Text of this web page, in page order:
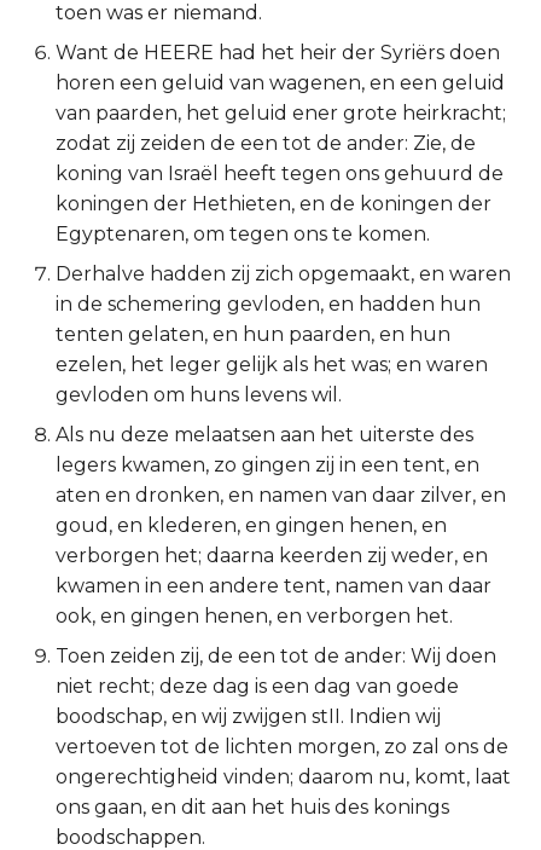
2 Timótheüs
Titus
Filémon
Hebreeën
1 Petrus
2 Petrus
1 Johannes
2 Johannes
3 Johannes
Judas
Openbaring
toen was er niemand.
Want de HEERE had het heir der Syriërs doen
horen een geluid van wagenen, en een geluid
van paarden, het geluid ener grote heirkracht;
zodat zij zeiden de een tot de ander: Zie, de
koning van Israël heeft tegen ons gehuurd de
koningen der Hethieten, en de koningen der
Egyptenaren, om tegen ons te komen.
Derhalve hadden zij zich opgemaakt, en waren
in de schemering gevloden, en hadden hun
tenten gelaten, en hun paarden, en hun
ezelen, het leger gelijk als het was; en waren
gevloden om huns levens wil.
Als nu deze melaatsen aan het uiterste des
legers kwamen, zo gingen zij in een tent, en
aten en dronken, en namen van daar zilver, en
goud, en klederen, en gingen henen, en
verborgen het; daarna keerden zij weder, en
kwamen in een andere tent, namen van daar
ook, en gingen henen, en verborgen het.
Toen zeiden zij, de een tot de ander: Wij doen
niet recht; deze dag is een dag van goede
boodschap, en wij zwijgen stII. Indien wij
vertoeven tot de lichten morgen, zo zal ons de
ongerechtigheid vinden; daarom nu, komt, laat
ons gaan, en dit aan het huis des konings
boodschappen.